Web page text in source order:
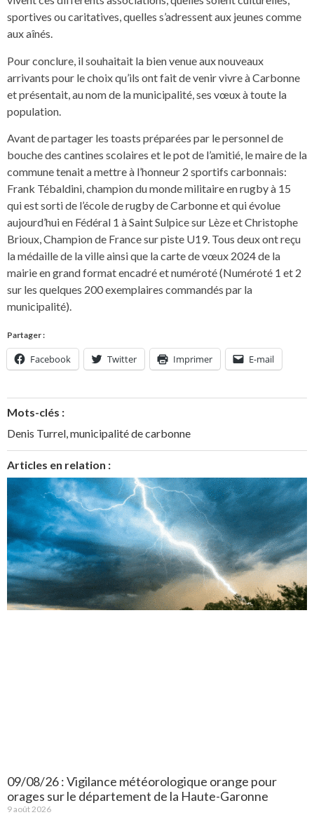
sportives ou caritatives, quelles s’adressent aux jeunes comme
aux aînés.
Pour conclure, il souhaitait la bien venue aux nouveaux
arrivants pour le choix qu’ils ont fait de venir vivre à Carbonne
et présentait, au nom de la municipalité, ses vœux à toute la
population.
Avant de partager les toasts préparées par le personnel de
bouche des cantines scolaires et le pot de l’amitié, le maire de la
commune tenait a mettre à l’honneur 2 sportifs carbonnais:
Frank Tébaldini, champion du monde militaire en rugby à 15
qui est sorti de l’école de rugby de Carbonne et qui évolue
aujourd’hui en Fédéral 1 à Saint Sulpice sur Lèze et Christophe
Brioux, Champion de France sur piste U19. Tous deux ont reçu
la médaille de la ville ainsi que la carte de vœux 2024 de la
mairie en grand format encadré et numéroté (Numéroté 1 et 2
sur les quelques 200 exemplaires commandés par la
municipalité).
Partager :
Facebook Twitter Imprimer E-mail
Mots-clés :
Denis Turrel municipalité de carbonne
Articles en relation :
09/08/26 : Vigilance météorologique orange pour
orages sur le département de la Haute-Garonne
9 août 2026